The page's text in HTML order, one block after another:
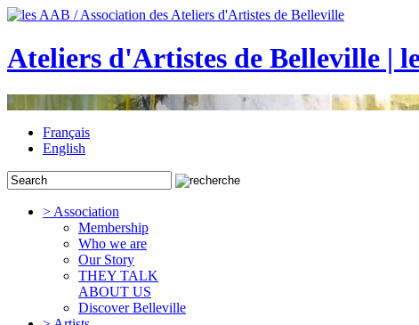
Ateliers d'Artistes de Belleville |
Français
English
> Association
Membership
Who we are
Our Story
THEY TALK
ABOUT US
Discover Belleville